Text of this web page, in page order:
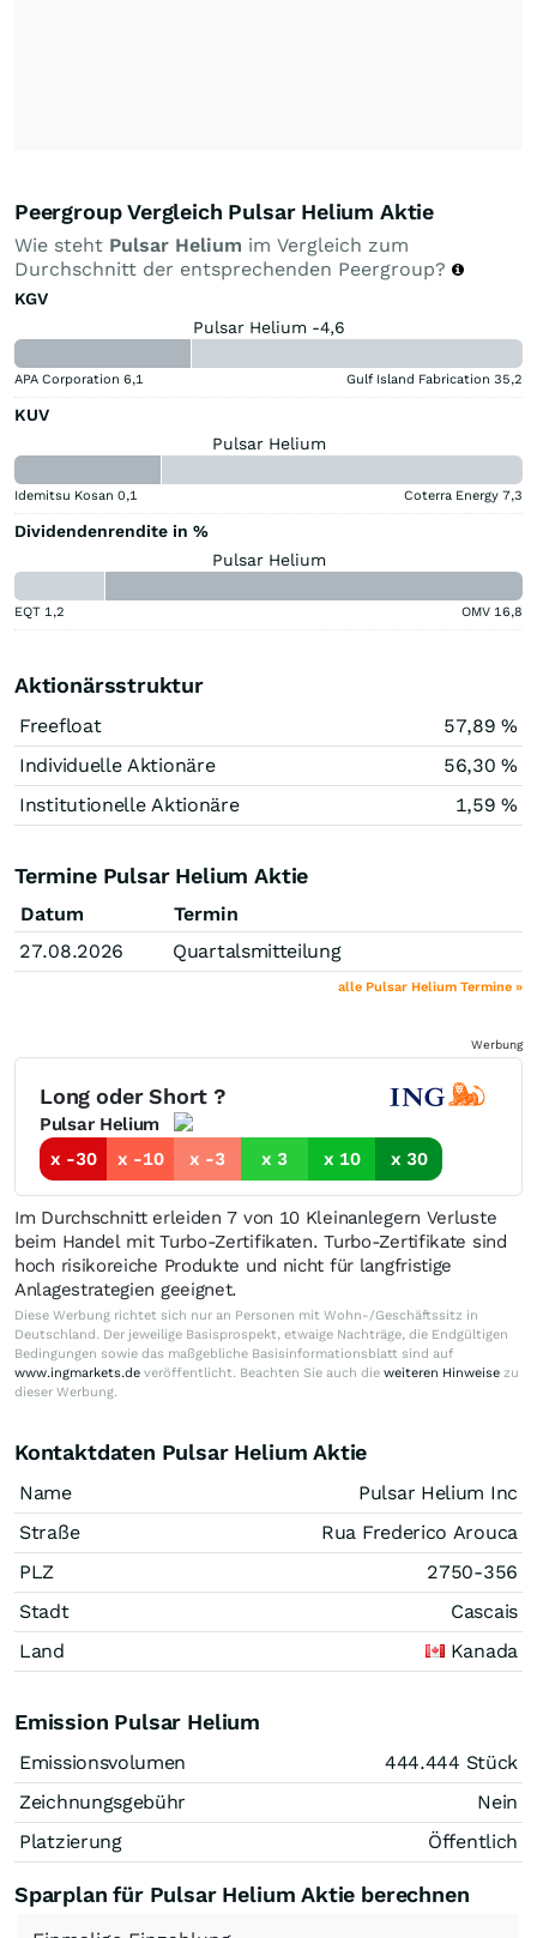
Peergroup Vergleich Pulsar Helium Aktie
Wie steht Pulsar Helium im Vergleich zum
Durchschnitt der entsprechenden Peergroup?
KGV
Pulsar Helium -4,6
APA Corporation 6,1 Gulf Island Fabrication 35,2
KUV
Pulsar Helium
Idemitsu Kosan 0,1 Coterra Energy 7,3
Dividendenrendite in %
Pulsar Helium
EQT 1,2 OMV 16,8
Aktionärsstruktur
Freefloat
57,89 %
Individuelle Aktionäre
56,30 %
Institutionelle Aktionäre
1,59 %
Termine Pulsar Helium Aktie
Datum
Termin
27.08.2026
Quartalsmitteilung
alle Pulsar Helium Termine »
Werbung
Long oder Short ?
Pulsar Helium
x -30
x -10 x -3 x 3 x 10 x 30
Im Durchschnitt erleiden 7 von 10 Kleinanlegern Verluste
beim Handel mit Turbo-Zertifikaten. Turbo-Zertifikate sind
hoch risikoreiche Produkte und nicht für langfristige
Anlagestrategien geeignet.
Diese Werbung richtet sich nur an Personen mit Wohn-/Geschäftssitz in
Deutschland. Der jeweilige Basisprospekt, etwaige Nachträge, die Endgültigen
Bedingungen sowie das maßgebliche Basisinformationsblatt sind auf
www.ingmarkets.de veröffentlicht. Beachten Sie auch die weiteren Hinweise zu
dieser Werbung.
Kontaktdaten Pulsar Helium Aktie
Name
Pulsar Helium Inc
Straße
Rua Frederico Arouca
PLZ
2750-356
Stadt
Cascais
Land
Kanada
Emission Pulsar Helium
Emissionsvolumen 444.444 Stück
Zeichnungsgebühr
Nein
Platzierung
Öffentlich
Sparplan für Pulsar Helium Aktie berechnen